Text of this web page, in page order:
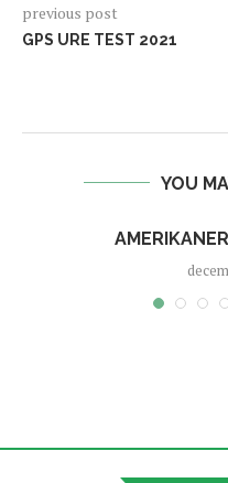
previous post
GPS URE TEST 2021
YOU